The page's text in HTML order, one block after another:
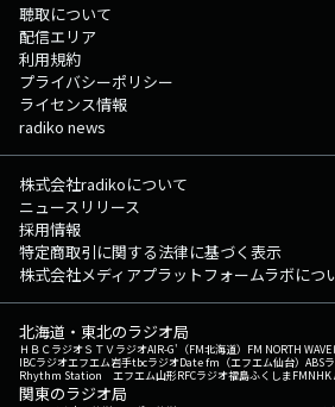
聴取について
配信エリア
利用規約
プライバシーポリシー
ライセンス情報
radiko news
株式会社radikoについて
ニュースリリース
採用情報
特定商取引に関する法律に基づく表示
株式会社メディアプラットフォームラボにつ
北海道・東北のラジオ局
ＨＢＣラジオＳＴＶラジオAIR-G'（FM北海道） FM NORTH WAVE
IBCラジオエフエム岩手tbcラジオDate fm（エフエム仙台） ABS
Rhythm Station エフエム山形RFCラジオ福島ふくしまFMNHK
関東のラジオ局